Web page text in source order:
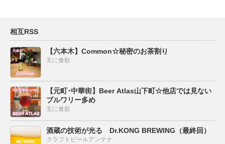
相互RSS
【六本木】Common☆秘密のお茶割り
主に食欲
【元町･中華街】Beer Atlas山下町☆他店では見ない
ブルワリー多め
主に食欲
酒蔵の技術が光る Dr.KONG BREWING（最終回）
クラフトビールアンテナ